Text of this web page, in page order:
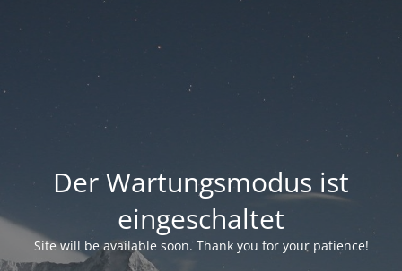
Der Wartungsmodus ist
eingeschaltet
Site will be available soon. Thank you for your patience!